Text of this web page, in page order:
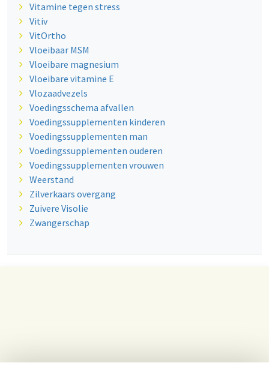
Vitamine tegen stress
Vitiv
VitOrtho
Vloeibaar MSM
Vloeibare magnesium
Vloeibare vitamine E
Vlozaadvezels
Voedingsschema afvallen
Voedingssupplementen kinderen
Voedingssupplementen man
Voedingssupplementen ouderen
Voedingssupplementen vrouwen
Weerstand
Zilverkaars overgang
Zuivere Visolie
Zwangerschap